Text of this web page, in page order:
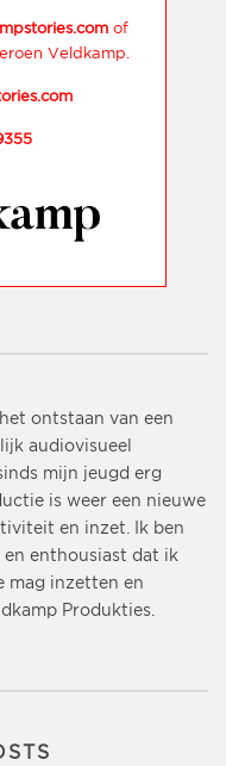
of
Veldkamp.
ontstaan van een
audiovisueel
mijn jeugd erg
is weer een nieuwe
en inzet. Ik ben
enthousiast dat ik
mag inzetten en
Produkties.